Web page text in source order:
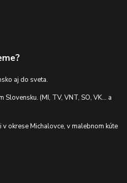
aj do sveta.
(MI, TV, VNT, SO, VK... a
okrese Michalovce, v malebnom kúte